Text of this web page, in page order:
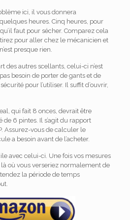
ici, il vous donnera
heures. Cinq heures, pour
faut pour sécher. Comparez cela
pour aller chez le mécanicien et
presque rien.
des autres scellants, celui-ci n’est
besoin de porter de gants et de
pour l’utiliser. Il suffit d’ouvrir,
qui fait 8 onces, devrait être
6 pintes. Il s’agit du rapport
Assurez-vous de calculer le
a besoin avant de l’acheter.
avec celui-ci. Une fois vos mesures
où vous verseriez normalement de
la période de temps